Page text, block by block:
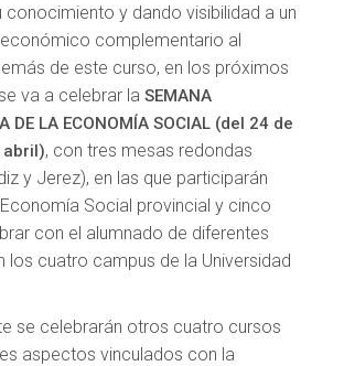
conocimiento y dando visibilidad a un
complementario al
de este curso, en los próximos
va a celebrar laSEMANA
DE LA ECONOMÍA SOCIAL (del 24 de
abril), con tres mesas redondas
y Jerez), en las que participarán
Social provincial y cinco
con el alumnado de diferentes
los cuatro campus de la Universidad
se celebrarán otros cuatro cursos
aspectos vinculados con la